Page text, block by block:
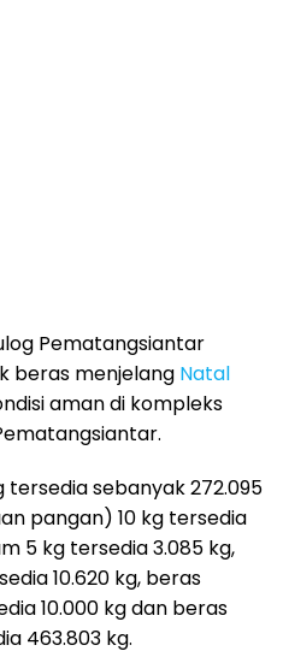
Pematangsiantar
beras menjelang Natal
aman di kompleks
sebanyak 272.095
pangan) 10 kg tersedia
5 kg tersedia 3.085 kg,
10.620 kg, beras
10.000 kg dan beras
463.803 kg.